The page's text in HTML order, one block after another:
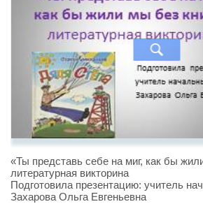
«Ты представь себе на миг, как бы
литературная викторина
Подготовила презентацию: учитель
Захарова Ольга Евгеньевна